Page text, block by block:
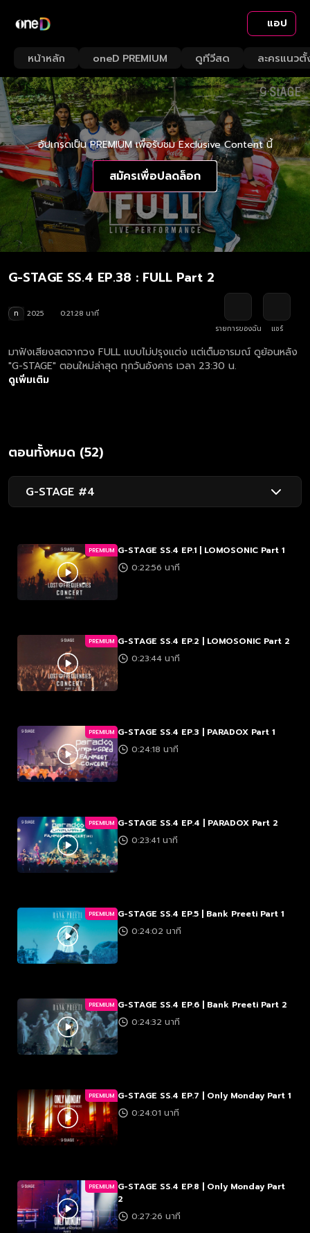
แอป
หน้าหลัก oneD PREMIUM ดูทีวีสด ละครแนวตั้
อัปเกรดเป็น PREMIUM เพื่อรับชม Exclusive Content นี้
สมัครเพื่อปลดล็อก
G-STAGE SS.4 EP.38 : FULL Part 2
ท 2025
0:21:28 นาที
รายการของฉัน
แชร์
มาฟังเสียงสดจากวง FULL แบบไม่ปรุงแต่ง แต่เต็มอารมณ์ ดูย้อนหลัง
"G-STAGE" ตอนใหม่ล่าสุด ทุกวันอังคาร เวลา 23:30 น.
ดูเพิ่มเติม
ตอนทั้งหมด (52)
G-STAGE #4
PREMIUM G-STAGE SS.4 EP.1 | LOMOSONIC Part 1
0:22:56 นาที
PREMIUM G-STAGE SS.4 EP.2 | LOMOSONIC Part 2
0:23:44 นาที
PREMIUM G-STAGE SS.4 EP.3 | PARADOX Part 1
0:24:18 นาที
PREMIUM G-STAGE SS.4 EP.4 | PARADOX Part 2
0:23:41 นาที
PREMIUM G-STAGE SS.4 EP.5 | Bank Preeti Part 1
0:24:02 นาที
PREMIUM G-STAGE SS.4 EP.6 | Bank Preeti Part 2
0:24:32 นาที
PREMIUM G-STAGE SS.4 EP.7 | Only Monday Part 1
0:24:01 นาที
PREMIUM G-STAGE SS.4 EP.8 | Only Monday Part
2
0:27:26 นาที